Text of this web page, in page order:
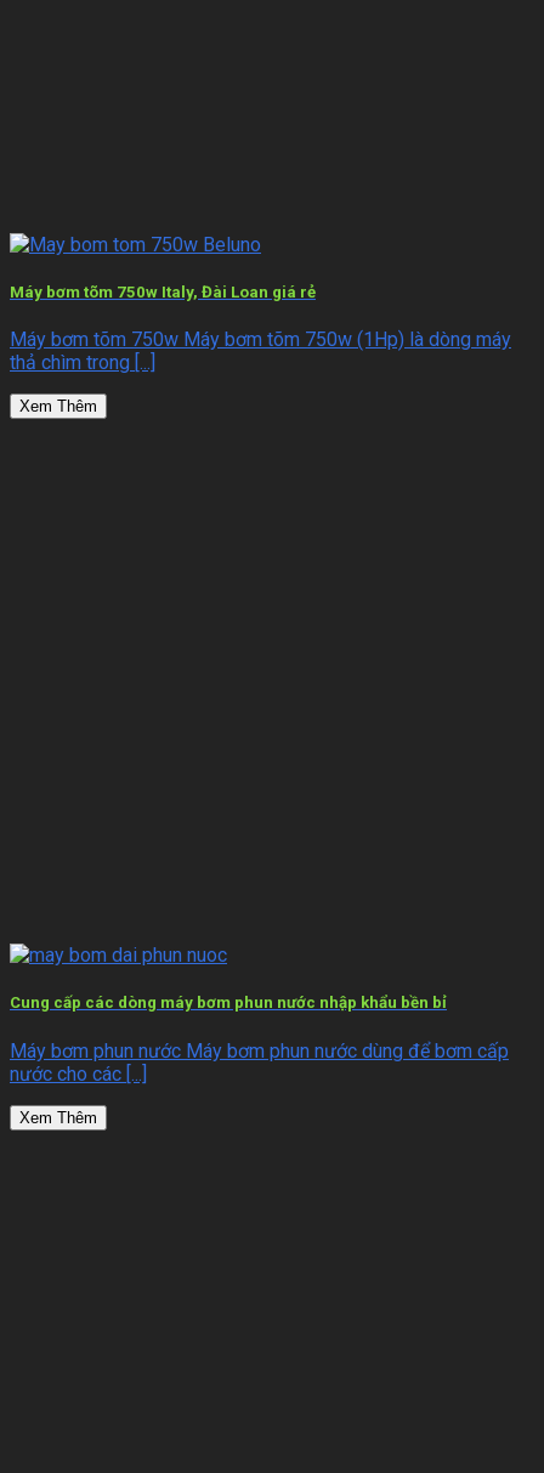
Máy bơm tõm 750w Italy, Đài Loan giá rẻ
Máy bơm tõm 750w Máy bơm tõm 750w (1Hp) là dòng máy
thả chìm trong [...]
Xem Thêm
Cung cấp các dòng máy bơm phun nước nhập khẩu bền bỉ
Máy bơm phun nước Máy bơm phun nước dùng để bơm cấp
nước cho các [...]
Xem Thêm